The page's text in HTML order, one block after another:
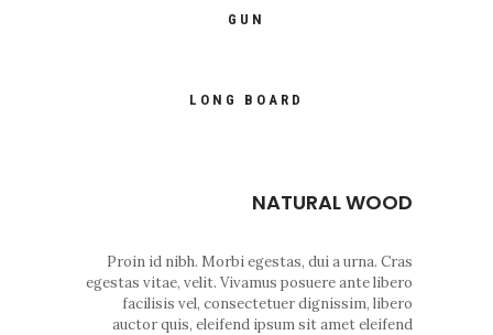
GUN
LONG BOARD
NATURAL WOOD
Proin id nibh. Morbi egestas, dui a urna. Cras
egestas vitae, velit. Vivamus posuere ante libero
facilisis vel, consectetuer dignissim, libero
auctor quis, eleifend ipsum sit amet eleifend